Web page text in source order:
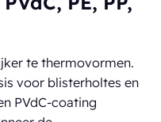
te thermovormen.
voor blisterholtes en
PVdC-coating